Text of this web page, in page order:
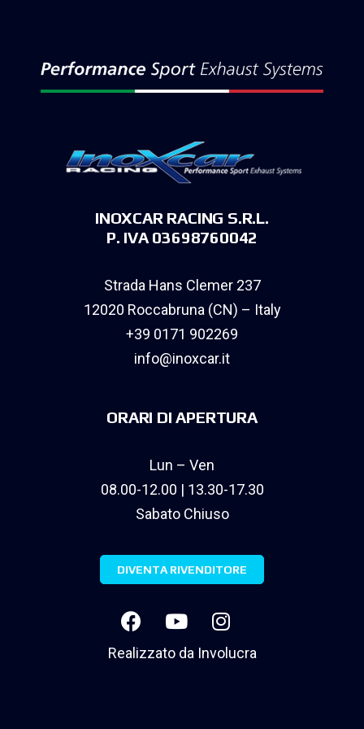
INOXCAR RACING S.R.L.
P. IVA 03698760042
Strada Hans Clemer 237
12020 Roccabruna (CN) – Italy
+39 0171 902269
info@inoxcar.it
ORARI DI APERTURA
Lun – Ven
08.00-12.00 | 13.30-17.30
Sabato Chiuso
DIVENTA RIVENDITORE
Realizzato da Involucra